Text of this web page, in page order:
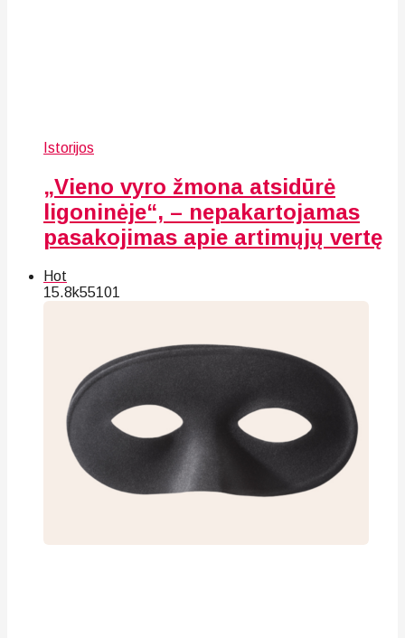
Istorijos
„Vieno vyro žmona atsidūrė
ligoninėje“, – nepakartojamas
pasakojimas apie artimųjų vertę
Hot
15.8k55101